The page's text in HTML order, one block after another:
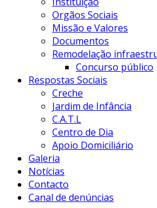
Orgãos Sociais
Missão e Valores
Documentos
Remodelação
Concurso público
Respostas Sociais
Creche
Jardim de Infância
C.A.T.L
Centro de Dia
Apoio Domiciliário
Galeria
Notícias
Contacto
Canal de denúncias